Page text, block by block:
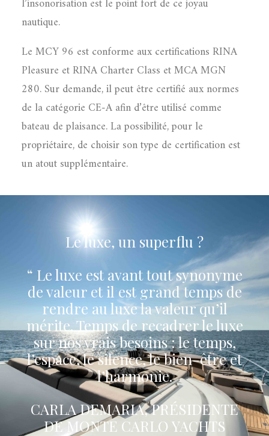
l’insonorisation est le point fort de ce joyau
nautique.
Le MCY 96 est conforme aux certifications RINA
Pleasure et RINA Charter Class et MCA MGN
280. Sur demande, il peut être certifié aux normes
de la catégorie CE-A afin d’être utilisé comme
bateau de plaisance. La possibilité, pour le
propriétaire, de choisir son type de certification est
un atout supplémentaire.
Le luxe, un superflu ?
“ Le luxe est avant tout synonyme
de valeur et il est grand temps de
rendre au luxe la valeur qu’il
mérite. Temps de recadrer le luxe
sur nos vrais besoins : le temps,
l’espace, le silence, le bien-être et
l’harmonie.
CARLA DEMARIA, PRÉSIDENTE
DE MONTE CARLO YACHTS